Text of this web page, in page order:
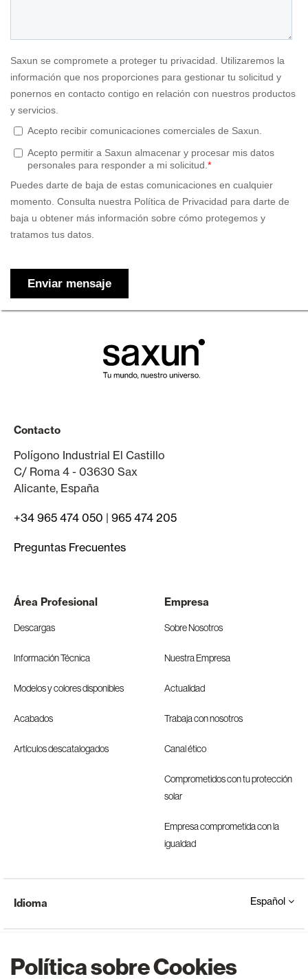
Política sobre Cookies
Contacto
Polígono Industrial El Castillo
C/ Roma 4 - 03630 Sax
Alicante, España
+34 965 474 050 | 965 474 205
Preguntas Frecuentes
Área Profesional
Descargas
Información Técnica
Modelos y colores disponibles
Acabados
Artículos descatalogados
Empresa
Sobre Nosotros
Nuestra Empresa
Actualidad
Trabaja con nosotros
Canal ético
Comprometidos con tu protección
solar
Empresa comprometida con la
igualdad
Idioma Español